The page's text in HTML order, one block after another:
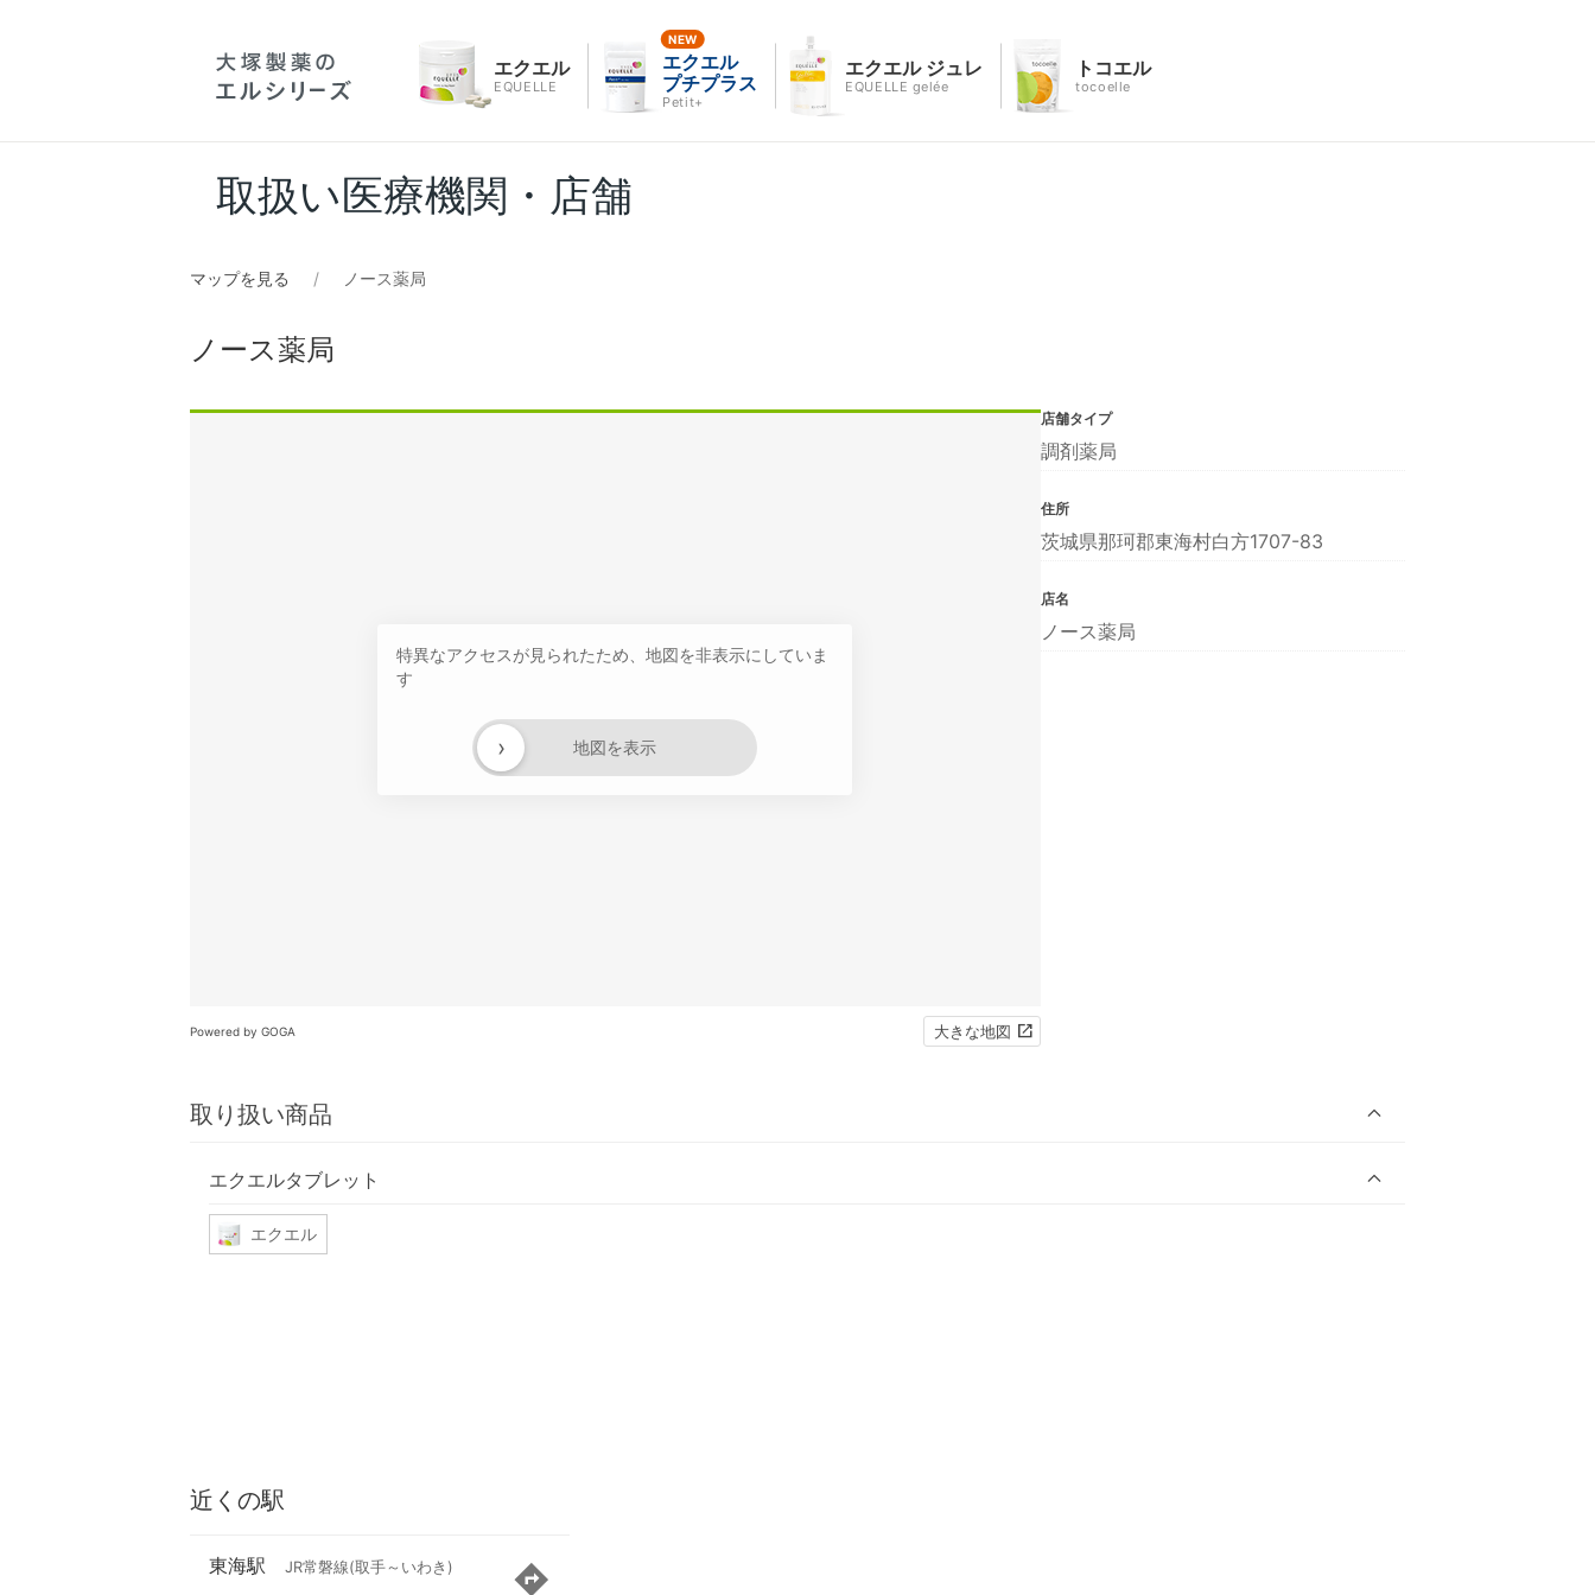
エクエル
EQUELLE
エクエル
プチプラス
Petit+
エクエル ジュレ
EQUELLE gelée
トコエル
tocoelle
取扱い医療機関・店舗
マップを見る ノース薬局
ノース薬局
特異なアクセスが見られたため、地図を非表示にしていま
す
地図を表示
›
Powered by GOGA 大きな地図
取り扱い商品
エクエルタブレット
エクエル
店舗タイプ
調剤薬局
住所
茨城県那珂郡東海村白方1707-83
店名
ノース薬局
近くの駅
東海駅 JR常磐線(取手～いわき)